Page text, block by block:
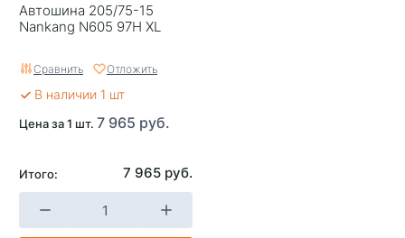
Автошина 205/75-15
Nankang N605 97H XL
Сравнить Отложить
В наличии 1 шт
Цена за 1 шт. 7 965 руб.
Итого: 7 965 руб.